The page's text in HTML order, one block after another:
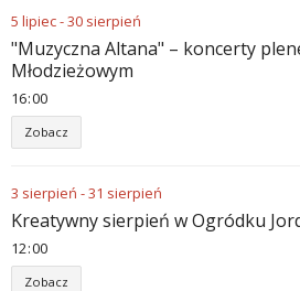
5 lipiec-30 sierpień
"Muzyczna Altana" – koncerty
Młodzieżowym
16 00
Zobacz
3 sierpień -31 sierpień
Kreatywny sierpień w Ogródku
12 00
Zobacz